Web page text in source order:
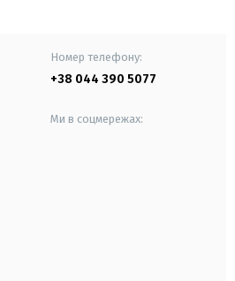
Номер телефону:
+38 044 390 5077
Ми в соцмережах: